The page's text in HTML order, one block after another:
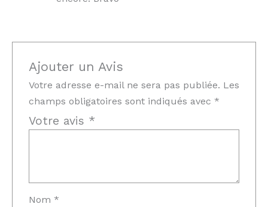
Ajouter un Avis
Votre adresse e-mail ne sera pas publiée. Les
champs obligatoires sont indiqués avec *
Votre avis *
Nom *